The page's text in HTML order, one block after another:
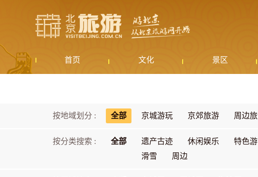
首页 文化 景区
按地域划分 : 全部 京城游玩 京郊旅游 周边
按分类搜索 : 全部 遗产古迹 休闲娱乐 特色游
滑雪
周边